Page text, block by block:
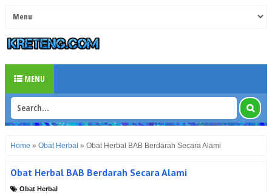
MENU
Home » Obat Herbal » Obat Herbal BAB Berdarah Secara Alami
Obat Herbal BAB Berdarah Secara Alami
Obat Herbal